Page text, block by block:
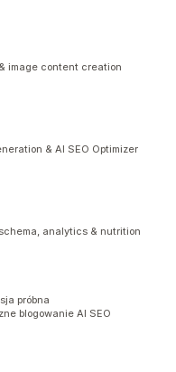
image content creation
& AI SEO Optimizer
analytics & nutrition
próbna
blogowanie AI SEO